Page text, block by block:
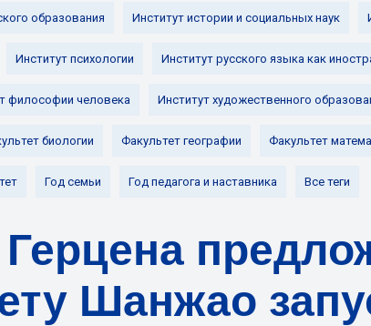
образования Институт истории и социальных наук
Институт психологии Институт русского языка как
философии человека Институт художественного
биологии Факультет географии Факультет
Год семьи Год педагога и наставника Все теги
Шанжао